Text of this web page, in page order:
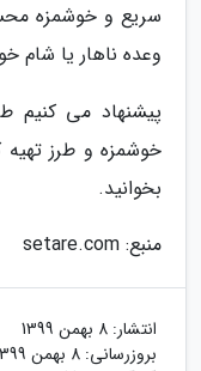
سریع و خوشمزه
وعده ناهار یا شام
پیشنهاد می کنیم
خوشمزه و طرز تهیه
بخوانید.
منبع: setare.com
انتشار: 8 بهمن 1399
بروزرسانی: 8 بهمن 1399